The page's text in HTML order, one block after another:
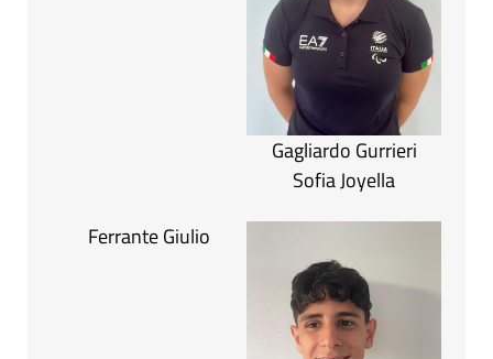
Gagliardo Gurrieri
Sofia Joyella
Ferrante Giulio